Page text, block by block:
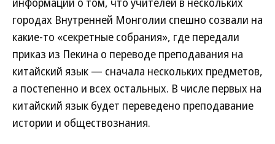
городах Внутренней Монголии спешно созвали на
какие-то «секретные собрания», где передали
приказ из Пекина о переводе преподавания на
китайский язык — сначала нескольких предметов,
а постепенно и всех остальных. В числе первых на
китайский язык будет переведено преподавание
истории и обществознания.